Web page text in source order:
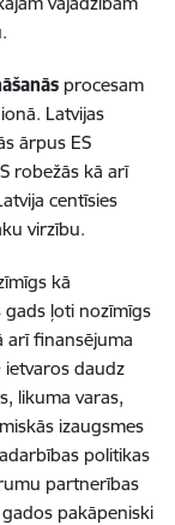
procesam
Latvijas
ārpus ES
robežās kā arī
centīsies
virzību.
kā
gads ļoti nozīmīgs
arī finansējuma
ietvaros daudz
likuma varas,
izaugsmes
politikas
partnerības
pakāpeniski